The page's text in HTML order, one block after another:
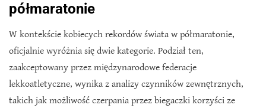
półmaratonie
W kontekście kobiecych rekordów świata w półmaratonie,
oficjalnie wyróżnia się dwie kategorie. Podział ten,
zaakceptowany przez międzynarodowe federacje
lekkoatletyczne, wynika z analizy czynników zewnętrznych,
takich jak możliwość czerpania przez biegaczki korzyści ze